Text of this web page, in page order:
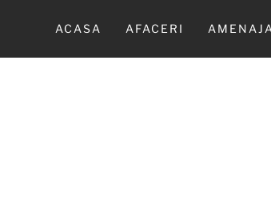
ACASA AFACERI